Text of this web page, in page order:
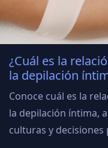
¿Cuál es la
la depilación
Conoce cuál es la
la depilación íntima,
culturas y decisiones